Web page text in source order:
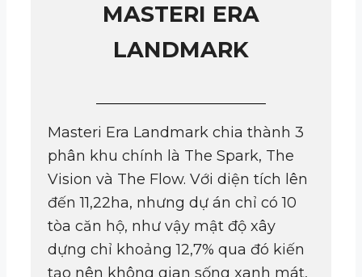
MASTERI ERA
LANDMARK
Masteri Era Landmark chia thành 3
phân khu chính là The Spark, The
Vision và The Flow. Với diện tích lên
đến 11,22ha, nhưng dự án chỉ có 10
tòa căn hộ, như vậy mật độ xây
dựng chỉ khoảng 12,7% qua đó kiến
tạo nên không gian sống xanh mát,